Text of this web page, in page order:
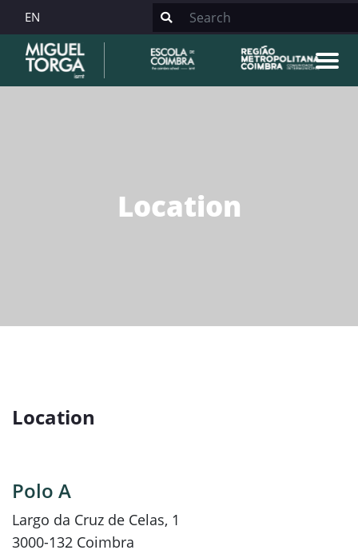
EN
Location
Location
Polo A
Largo da Cruz de Celas, 1
3000-132 Coimbra